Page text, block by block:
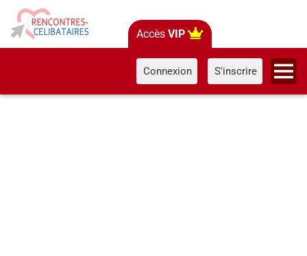
Accès VIP
Connexion S'inscrire